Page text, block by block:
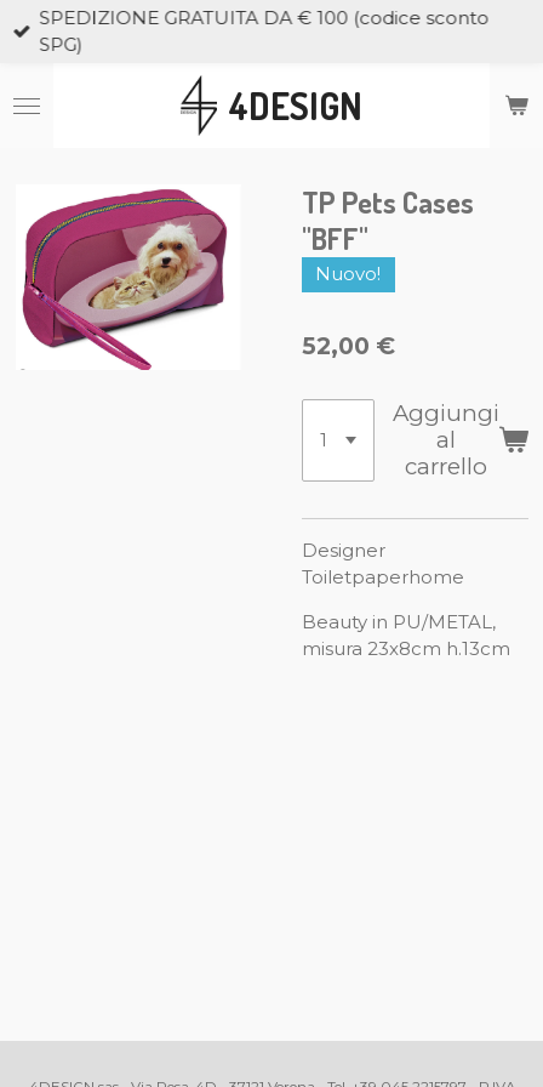
Vai
principale
4DESIGN
SPEDIZIONE GRATUITA DA € 100 (codice sconto
SPG)
TP Pets Cases
"BFF"
Nuovo!
52,00 €
Aggiungi
al
carrello
Designer
Toiletpaperhome
Beauty in PU/METAL,
misura 23x8cm h.13cm